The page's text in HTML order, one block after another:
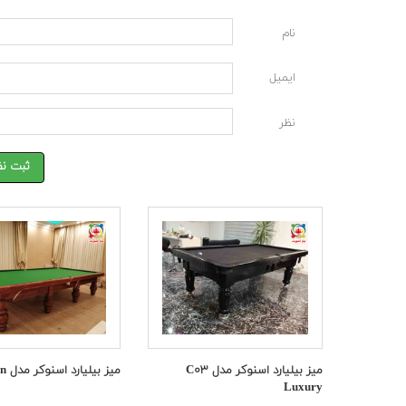
نام
ایمیل
نظر
ثبت
میز بیلیارد اسنوکر مدل C۰۳
Luxury
میز بیلیارد اسنوکر مدل C۱۰ Lion